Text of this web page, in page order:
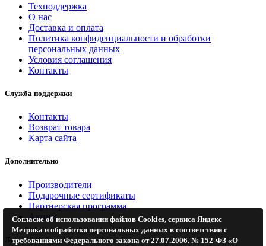
Техподдержка
О нас
Доставка и оплата
Политика конфиденциальности и обработки
персональных данных
Условия соглашения
Контакты
Служба поддержки
Контакты
Возврат товара
Карта сайта
Дополнительно
Производители
Подарочные сертификаты
Партнерская программа
Акции
Личный Кабинет
Согласие об использовании файлов Cookies, сервиса Яндекс
Метрика и обработки персональных данных в соответствии с
требованиями Федерального закона от 27.07.2006. № 152-ФЗ «О